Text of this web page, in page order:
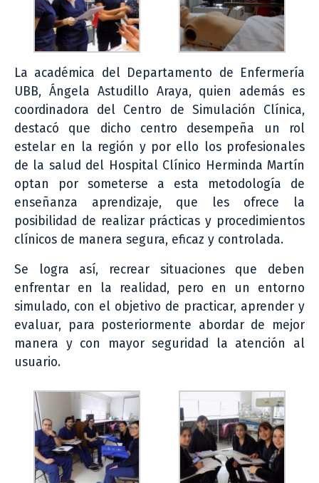
La académica del Departamento de Enfermería
UBB, Ángela Astudillo Araya, quien además es
coordinadora del Centro de Simulación Clínica,
destacó que dicho centro desempeña un rol
estelar en la región y por ello los profesionales
de la salud del Hospital Clínico Herminda Martín
optan por someterse a esta metodología de
enseñanza aprendizaje, que les ofrece la
posibilidad de realizar prácticas y procedimientos
clínicos de manera segura, eficaz y controlada.
Se logra así, recrear situaciones que deben
enfrentar en la realidad, pero en un entorno
simulado, con el objetivo de practicar, aprender y
evaluar, para posteriormente abordar de mejor
manera y con mayor seguridad la atención al
usuario.